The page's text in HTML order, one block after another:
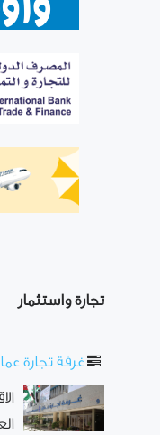
تجارة واستثمار
غرفة تجارة عمان: